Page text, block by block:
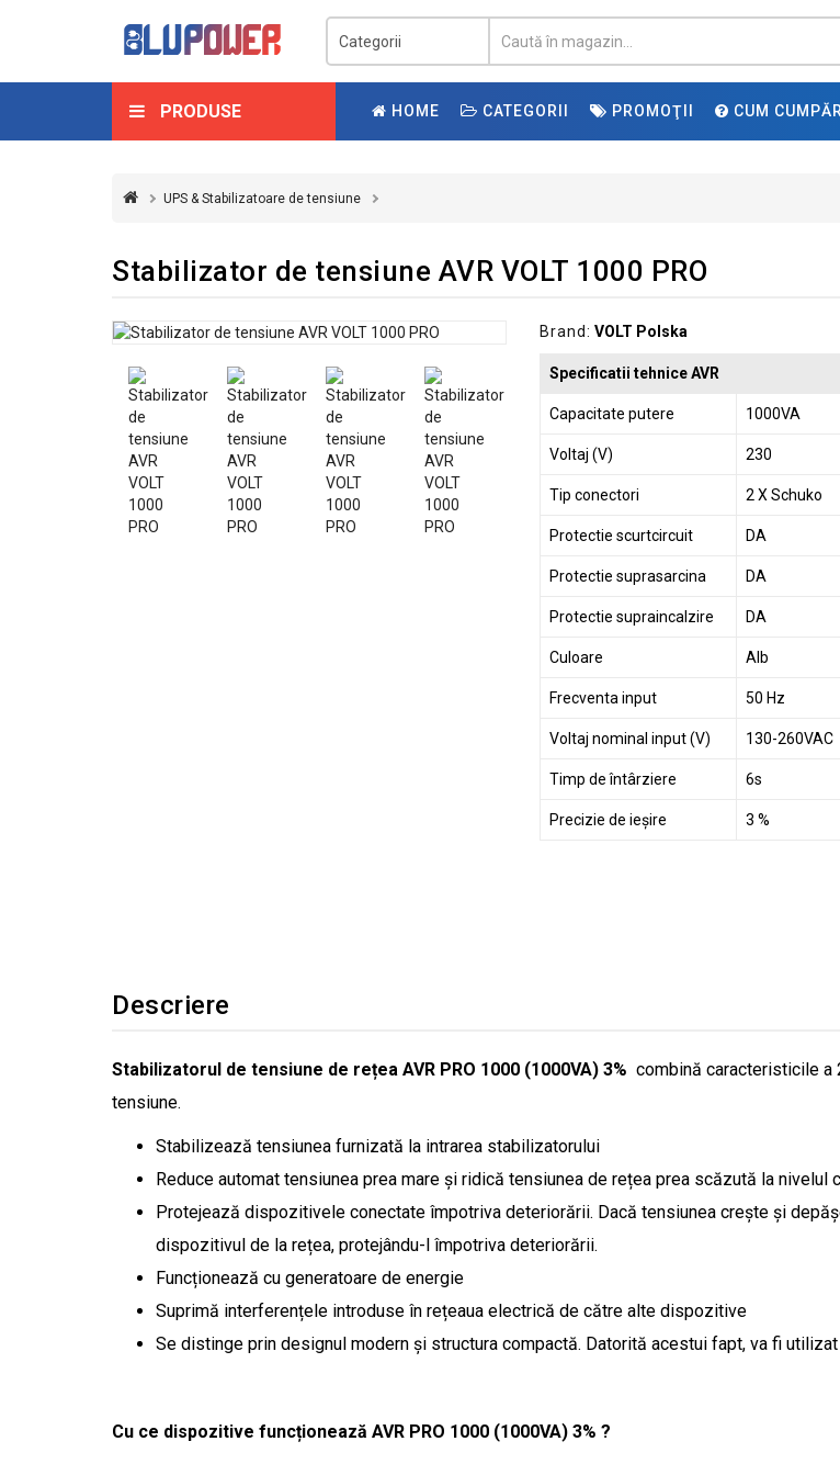
PRODUSE HOME CATEGORII PROMOŢII CUM CUMPĂR
UPS & Stabilizatoare de tensiune
Stabilizator de tensiune AVR VOLT 1000 PRO
Brand: VOLT Polska
Specificatii tehnice AVR
Capacitate putere 1000VA
Voltaj (V) 230
Tip conectori 2 X Schuko
Protectie scurtcircuit DA
Protectie suprasarcina DA
Protectie supraincalzire DA
Culoare Alb
Frecventa input 50 Hz
Voltaj nominal input (V) 130-260VAC
Timp de întârziere 6s
Precizie de ieșire 3 %
Descriere
Stabilizatorul de tensiune de rețea AVR PRO 1000 (1000VA) 3% combină caracteristicile a
tensiune.
Stabilizează tensiunea furnizată la intrarea stabilizatorului
Reduce automat tensiunea prea mare și ridică tensiunea de rețea prea scăzută la nivelul
Protejează dispozitivele conectate împotriva deteriorării. Dacă tensiunea crește și
dispozitivul de la rețea, protejându-l împotriva deteriorării.
Funcționează cu generatoare de energie
Suprimă interferențele introduse în rețeaua electrică de către alte dispozitive
Se distinge prin designul modern și structura compactă. Datorită acestui fapt, va fi
Cu ce ​​dispozitive funcționează AVR PRO 1000 (1000VA) 3% ?